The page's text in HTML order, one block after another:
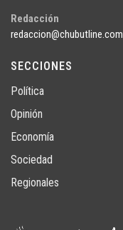
Redacción
redaccion@chubutline.com
SECCIONES
Política
Opinión
Economía
Sociedad
Regionales